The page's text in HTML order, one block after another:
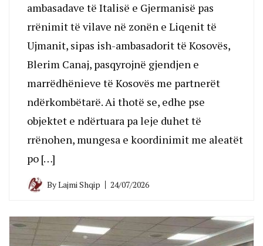
ambasadave të Italisë e Gjermanisë pas
rrënimit të vilave në zonën e Liqenit të
Ujmanit, sipas ish-ambasadorit të Kosovës,
Blerim Canaj, pasqyrojnë gjendjen e
marrëdhënieve të Kosovës me partnerët
ndërkombëtarë. Ai thotë se, edhe pse
objektet e ndërtuara pa leje duhet të
rrënohen, mungesa e koordinimit me aleatët
po […]
ByLajmi Shqip 24/07/2026